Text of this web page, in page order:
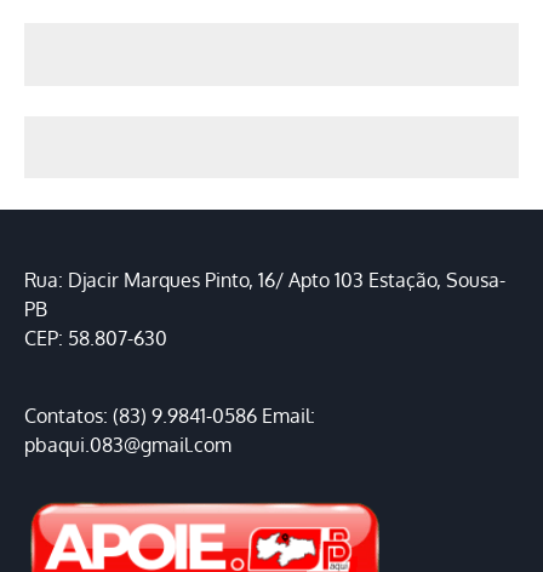
Rua: Djacir Marques Pinto, 16/ Apto 103 Estação, Sousa-
PB
CEP: 58.807-630
Contatos: (83) 9.9841-0586 Email:
pbaqui.083@gmail.com